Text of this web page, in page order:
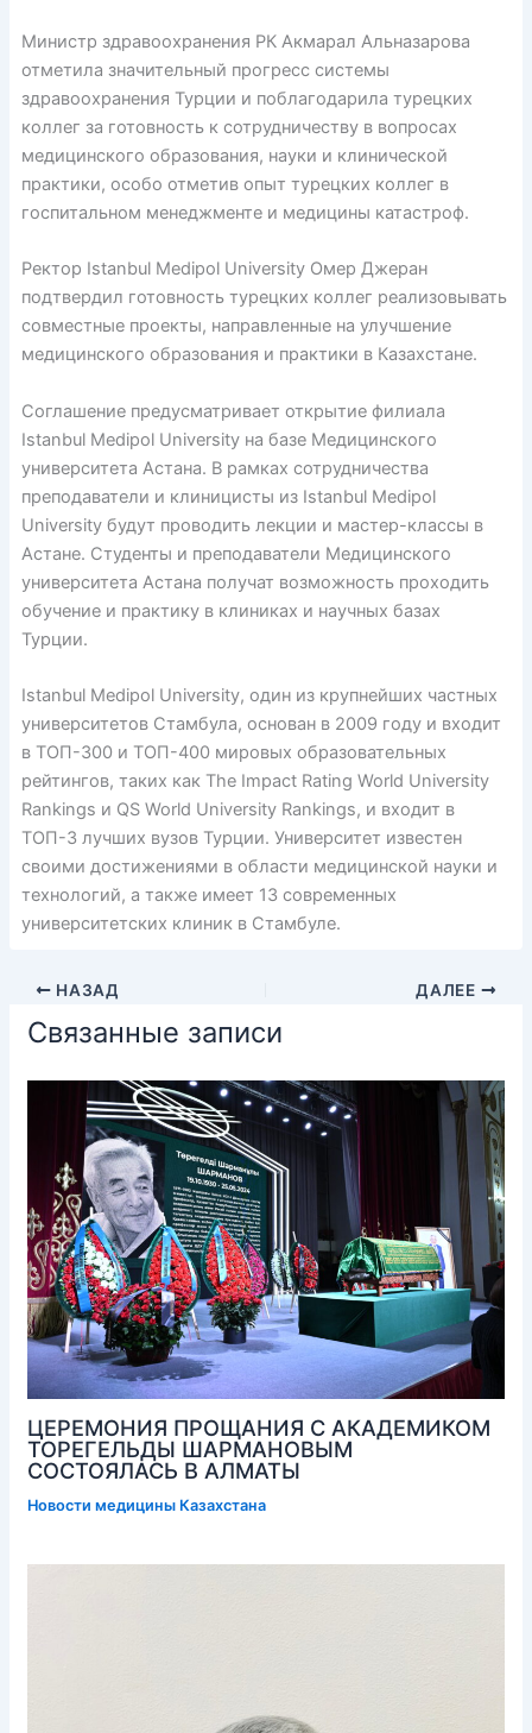
Министр здравоохранения РК Акмарал Альназарова
отметила значительный прогресс системы
здравоохранения Турции и поблагодарила турецких
коллег за готовность к сотрудничеству в вопросах
медицинского образования, науки и клинической
практики, особо отметив опыт турецких коллег в
госпитальном менеджменте и медицины катастроф.
Ректор Istanbul Medipol University Омер Джеран
подтвердил готовность турецких коллег реализовывать
совместные проекты, направленные на улучшение
медицинского образования и практики в Казахстане.
Соглашение предусматривает открытие филиала
Istanbul Medipol University на базе Медицинского
университета Астана. В рамках сотрудничества
преподаватели и клиницисты из Istanbul Medipol
University будут проводить лекции и мастер-классы в
Астане. Студенты и преподаватели Медицинского
университета Астана получат возможность проходить
обучение и практику в клиниках и научных базах
Турции.
Istanbul Medipol University, один из крупнейших частных
университетов Стамбула, основан в 2009 году и входит
в ТОП-300 и ТОП-400 мировых образовательных
рейтингов, таких как The Impact Rating World University
Rankings и QS World University Rankings, и входит в
ТОП-3 лучших вузов Турции. Университет известен
своими достижениями в области медицинской науки и
технологий, а также имеет 13 современных
университетских клиник в Стамбуле.
НАЗАД ДАЛЕЕ
Связанные записи
ЦЕРЕМОНИЯ ПРОЩАНИЯ С АКАДЕМИКОМ
ТОРЕГЕЛЬДЫ ШАРМАНОВЫМ
СОСТОЯЛАСЬ В АЛМАТЫ
Новости медицины Казахстана